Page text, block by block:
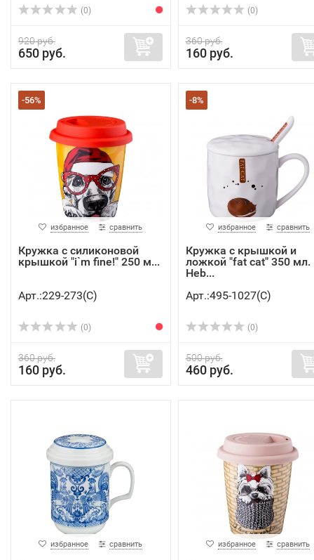
(0)
920 руб.
650 руб.
(0)
360 руб.
160 руб.
-56%
избранное сравнить
Кружка с силиконовой
крышкой "i`m fine!" 250 м...
Арт.:229-273(C)
(0)
360 руб.
160 руб.
-8%
избранное сравнить
Кружка с крышкой и
ложкой "fat cat" 350 мл.
Heb...
Арт.:495-1027(C)
(0)
500 руб.
460 руб.
избранное сравнить избранное сравнить